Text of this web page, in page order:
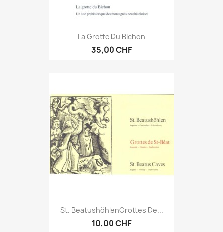
La Grotte Du Bichon
35,00 CHF
St. BeatushöhlenGrottes De...
10,00 CHF